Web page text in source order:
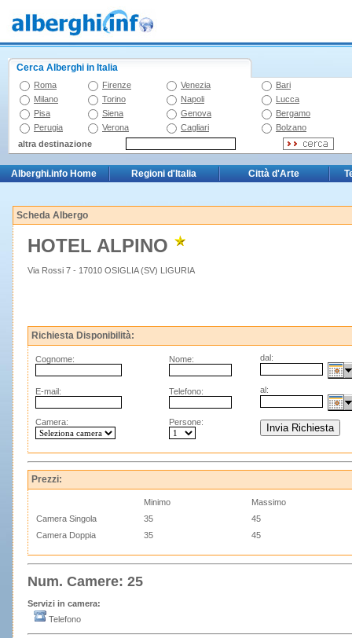
Cerca Alberghi in Italia
Roma Firenze Venezia
Bari
Milano
Torino Napoli
Lucca
Pisa
Siena Genova
Bergamo
Perugia
Verona Cagliari
Bolzano
altra destinazione
Alberghi.info Home Regioni d'Italia Città d'Arte
Scheda Albergo
HOTEL ALPINO
Via Rossi 7 - 17010 OSIGLIA (SV) LIGURIA
Richiesta Disponibilità:
Cognome: Nome: dal:
E-mail: Telefono: al:
Camera: Persone:
Prezzi:
Minimo
Massimo
Camera Singola
35
45
Camera Doppia
35 45
Num. Camere: 25
Servizi in camera:
Telefono